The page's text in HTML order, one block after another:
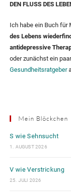
DEN FLUSS DES
Ich habe ein Buch für
des Lebens
antidepressive
oder zunächst ein
Gesundheitsratgeber
Mein Blöckchen
S wie Sehnsucht
1. AUGUST 2026
V wie Verstrickung
25. JULI 2026